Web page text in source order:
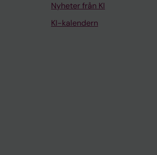
Nyheter från KI
KI-kalendern